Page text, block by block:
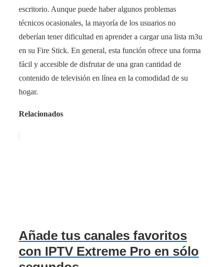
escritorio. Aunque puede haber algunos problemas
técnicos ocasionales, la mayoría de los usuarios no
deberían tener dificultad en aprender a cargar una lista m3u
en su Fire Stick. En general, esta función ofrece una forma
fácil y accesible de disfrutar de una gran cantidad de
contenido de televisión en línea en la comodidad de su
hogar.
Relacionados
Añade tus canales favoritos
con IPTV Extreme Pro en sólo